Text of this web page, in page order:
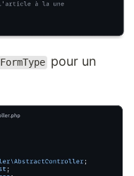
FormType pour un